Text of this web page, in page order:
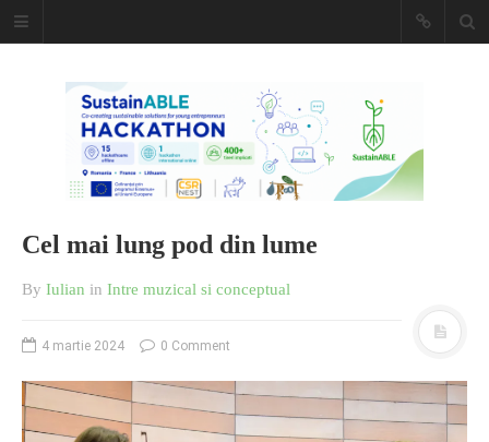
Caiet de
insemnari
DESCARCĂ!
Cel mai lung pod din lume
By Iulian in Intre muzical si conceptual
4 martie 2024 0 Comment